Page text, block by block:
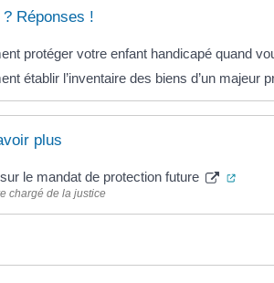
Réponses !
protéger votre enfant handicapé quand
établir l’inventaire des biens d’un majeur
plus
le mandat de protection future
chargé de la justice